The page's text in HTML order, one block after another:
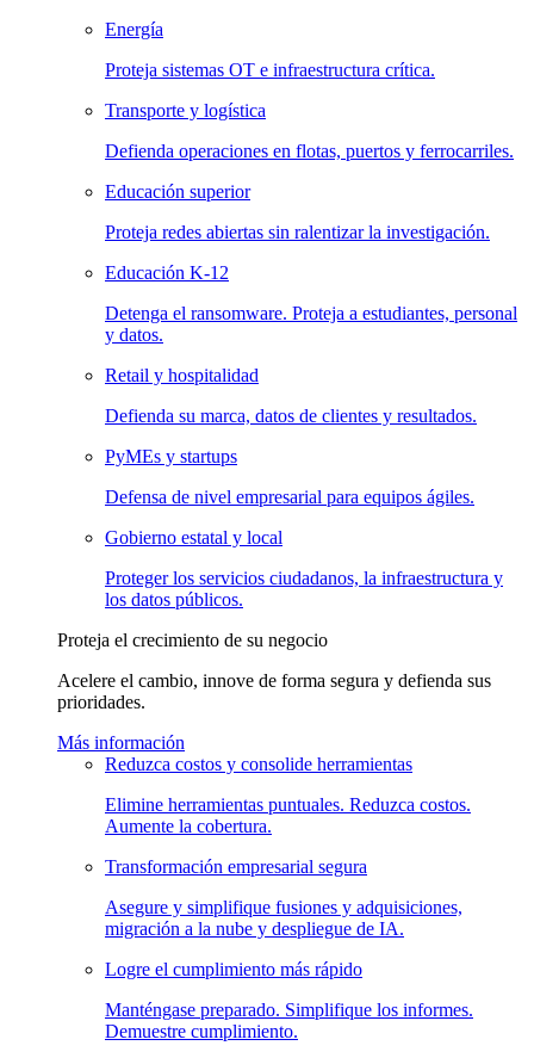
Energía
Proteja sistemas OT e infraestructura crítica.
Transporte y logística
Defienda operaciones en flotas, puertos y ferrocarriles.
Educación superior
Proteja redes abiertas sin ralentizar la investigación.
Educación K-12
Detenga el ransomware. Proteja a estudiantes, personal
y datos.
Retail y hospitalidad
Defienda su marca, datos de clientes y resultados.
PyMEs y startups
Defensa de nivel empresarial para equipos ágiles.
Gobierno estatal y local
Proteger los servicios ciudadanos, la infraestructura y
los datos públicos.
Proteja el crecimiento de su negocio
Acelere el cambio, innove de forma segura y defienda sus
prioridades.
Más información
Reduzca costos y consolide herramientas
Elimine herramientas puntuales. Reduzca costos.
Aumente la cobertura.
Transformación empresarial segura
Asegure y simplifique fusiones y adquisiciones,
migración a la nube y despliegue de IA.
Logre el cumplimiento más rápido
Manténgase preparado. Simplifique los informes.
Demuestre cumplimiento.